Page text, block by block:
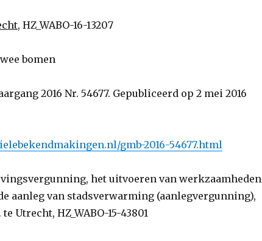
, HZ_WABO-16-13207
bomen
2016 Nr. 54677. Gepubliceerd op 2 mei 2016
gmb-2016-54677.html
het uitvoeren van werkzaamheden
aanleg van stadsverwarming (aanlegvergunning),
Utrecht, HZ_WABO-15-43801